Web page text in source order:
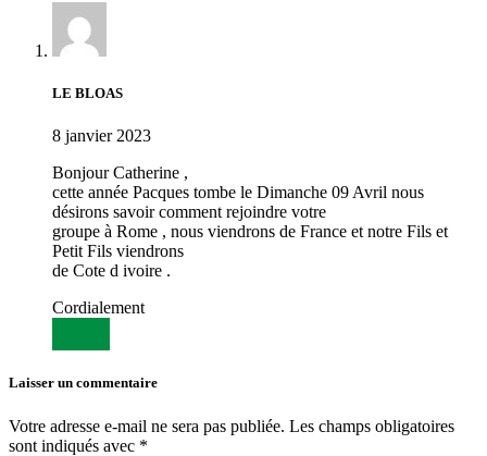
LE BLOAS
8 janvier 2023
Bonjour Catherine ,
cette année Pacques tombe le Dimanche 09 Avril nous
désirons savoir comment rejoindre votre
groupe à Rome , nous viendrons de France et notre Fils et
Petit Fils viendrons
de Cote d ivoire .
Cordialement
Laisser un commentaire
Votre adresse e-mail ne sera pas publiée. Les champs obligatoires
sont indiqués avec *